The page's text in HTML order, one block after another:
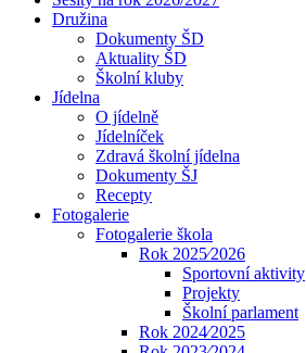
Družina
Dokumenty ŠD
Aktuality ŠD
Školní kluby
Jídelna
O jídelně
Jídelníček
Zdravá školní jídelna
Dokumenty ŠJ
Recepty
Fotogalerie
Fotogalerie škola
Rok 2025⁄2026
Sportovní aktivity
Projekty
Školní parlament
Rok 2024⁄2025